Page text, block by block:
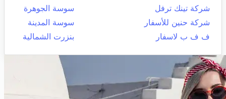
شركة تينك ترفل
سوسة الجوهرة
شركة حنين للأسفار
سوسة المدينة
ف ف ب لاسفار
بنزرت الشمالية